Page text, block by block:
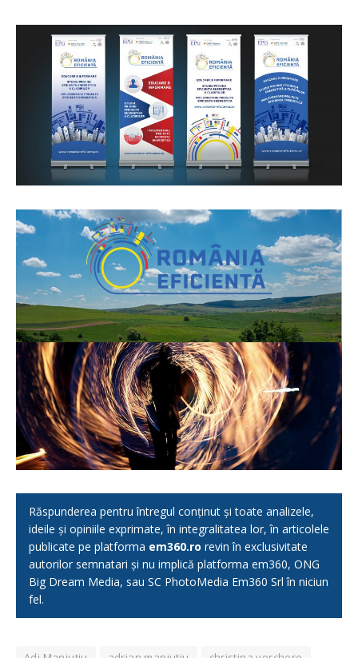
Răspunderea pentru întregul conținut și toate analizele,
ideile și opiniile exprimate, în integralitatea lor, în articolele
publicate pe platforma em360.ro revin în exclusivitate
autorilor semnatari și nu implică platforma em360, ONG
Big Dream Media, sau SC PhotoMedia Em360 Srl în niciun
fel.